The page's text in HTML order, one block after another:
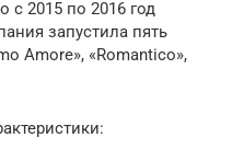
с 2015 по 2016 год
запустила пять
Amore», «Romantico»,